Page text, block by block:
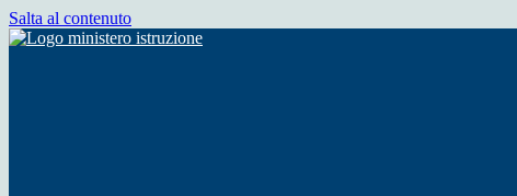
Salta al contenuto